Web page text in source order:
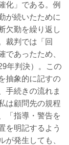
化」である。例
が続いたために
欠勤を繰り返し
裁判では「回
であったため、
年判決）。この
抽象的に記すの
手続きの流れま
は顧問先の規程
「指導・警告を
を明記するよう
が発生しても、